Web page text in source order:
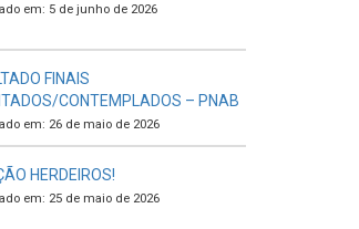
em: 5 de junho de 2026
FINAIS
CONTEMPLADOS – PNAB
em: 26 de maio de 2026
HERDEIROS!
em: 25 de maio de 2026